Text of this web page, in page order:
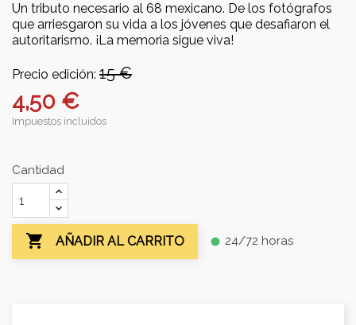
Un tributo necesario al 68 mexicano. De los fotógrafos
que arriesgaron su vida a los jóvenes que desafiaron el
autoritarismo. ¡La memoria sigue viva!
Precio edición: 15 €
4,50 €
Impuestos incluidos
Cantidad
 AÑADIR AL CARRITO fiber_manual_record 24/72 horas